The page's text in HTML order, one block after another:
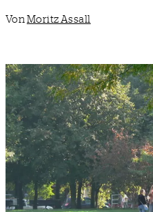
Von Moritz Assall